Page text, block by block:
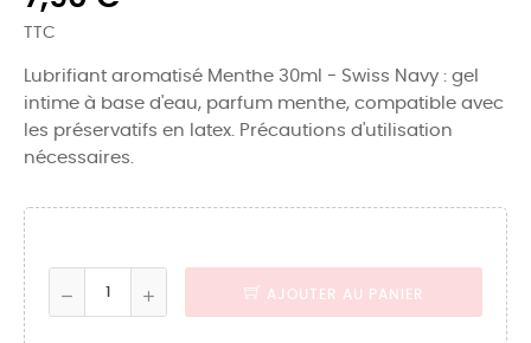
TTC
Lubrifiant aromatisé Menthe 30ml - Swiss Navy : gel
intime à base d'eau, parfum menthe, compatible avec
les préservatifs en latex. Précautions d'utilisation
nécessaires.
AJOUTER AU PANIER